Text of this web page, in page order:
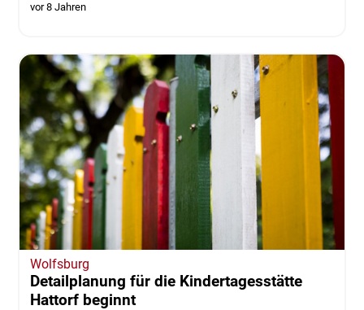
vor 8 Jahren
Wolfsburg
Detailplanung für die Kindertagesstätte
Hattorf beginnt